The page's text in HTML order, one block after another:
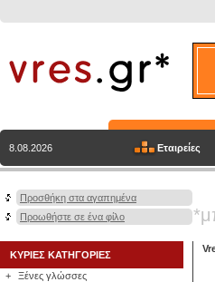
8.08.2026 Εταιρείες
Προσθήκη στα αγαπημένα
Προωθήστε σε ένα φίλο
ΚΥΡΙΕΣ ΚΑΤΗΓΟΡΙΕΣ
+
Ξένες γλώσσες